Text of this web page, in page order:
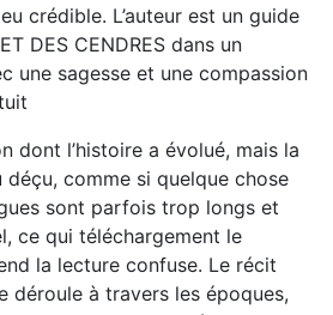
crédible. L’auteur est un guide
DES CENDRES dans un
une sagesse et une compassion
dont l’histoire a évolué, mais la
déçu, comme si quelque chose
sont parfois trop longs et
ce qui téléchargement le
la lecture confuse. Le récit
déroule à travers les époques,